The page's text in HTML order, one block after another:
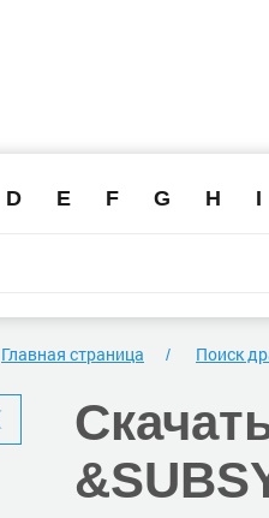
D E F G H I
Главная страница Поиск